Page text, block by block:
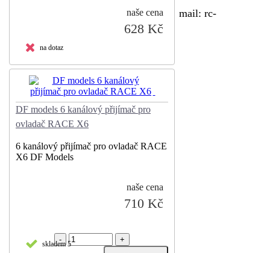
naše cena
628 Kč
na dotaz
DF models 6 kanálový přijímač pro
ovladač RACE X6
6 kanálový přijímač pro ovladač RACE
X6 DF Models
naše cena
710 Kč
skladem 5
- +
mail: rc-